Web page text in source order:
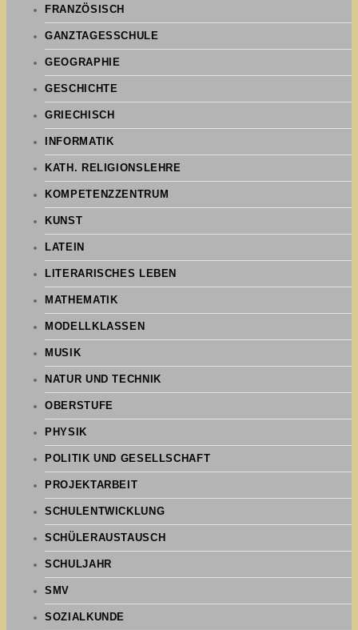
FRANZÖSISCH
GANZTAGESSCHULE
GEOGRAPHIE
GESCHICHTE
GRIECHISCH
INFORMATIK
KATH. RELIGIONSLEHRE
KOMPETENZZENTRUM
KUNST
LATEIN
LITERARISCHES LEBEN
MATHEMATIK
MODELLKLASSEN
MUSIK
NATUR UND TECHNIK
OBERSTUFE
PHYSIK
POLITIK UND GESELLSCHAFT
PROJEKTARBEIT
SCHULENTWICKLUNG
SCHÜLERAUSTAUSCH
SCHULJAHR
SMV
SOZIALKUNDE